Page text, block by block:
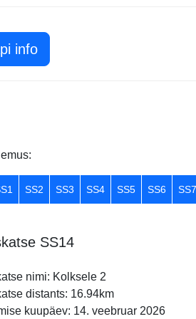
info
SS2 SS3 SS4 SS5 SS6 SS7
SS14
nimi: Kolksele 2
distants: 16.94km
kuupäev: 14. veebruar 2026